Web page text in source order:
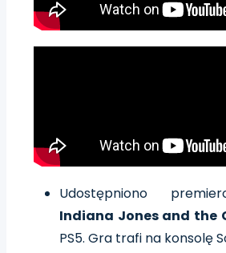
Udostępniono
Indiana Jones and the
PS5. Gra trafi na konsolę